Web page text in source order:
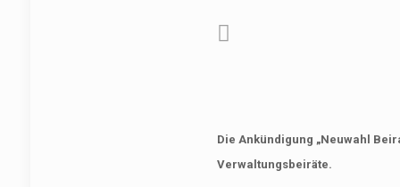
Die Ankündigung „Neuwahl
Verwaltungsbeiräte.